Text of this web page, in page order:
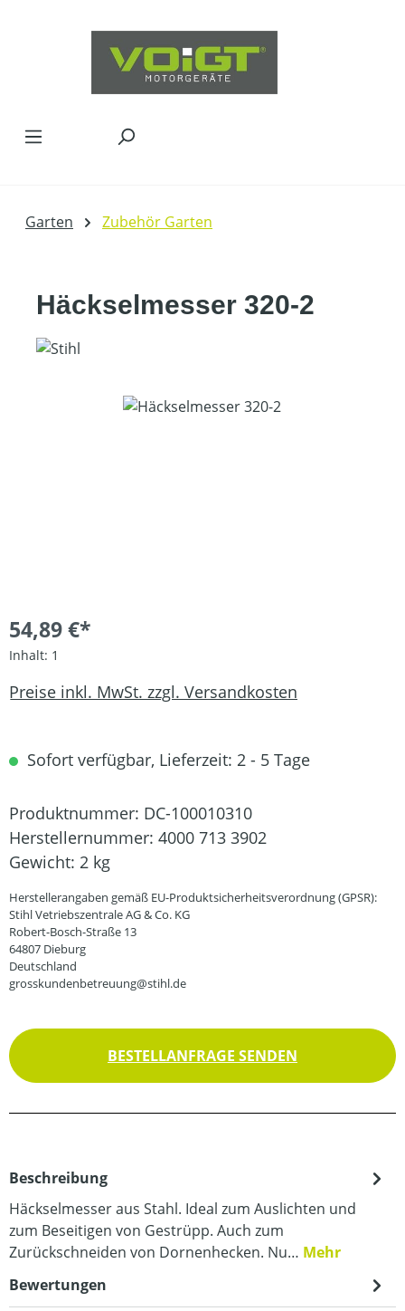
Garten Zubehör Garten
Häckselmesser 320-2
Bildergalerie überspringen
54,89 €*
Inhalt: 1
Preise inkl. MwSt. zzgl. Versandkosten
Sofort verfügbar, Lieferzeit: 2 - 5 Tage
Produktnummer: DC-100010310
Herstellernummer: 4000 713 3902
Gewicht: 2 kg
Herstellerangaben gemäß EU-Produktsicherheitsverordnung (GPSR):
Stihl Vetriebszentrale AG & Co. KG
Robert-Bosch-Straße 13
64807 Dieburg
Deutschland
grosskundenbetreuung@stihl.de
BESTELLANFRAGE SENDEN
Beschreibung
Häckselmesser aus Stahl. Ideal zum Auslichten und
zum Beseitigen von Gestrüpp. Auch zum
Zurückschneiden von Dornenhecken. Nu… Mehr
Bewertungen